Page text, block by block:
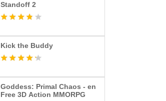
Standoff 2
Kick the Buddy
Goddess: Primal Chaos - en
Free 3D Action MMORPG